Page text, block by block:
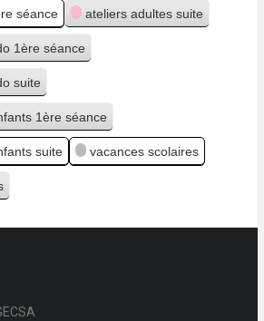
séance ateliers adultes suite
1ère séance
suite
1ère séance
suite vacances scolaires